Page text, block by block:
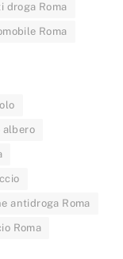
droga Roma
Roma
albero
antidroga Roma
Roma